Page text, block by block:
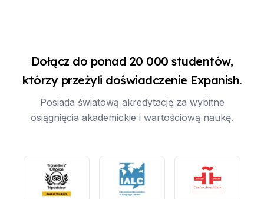
Dołącz do ponad 20 000 studentów,
którzy przeżyli doświadczenie Expanish.
Posiada światową akredytację za wybitne
osiągnięcia akademickie i wartościową naukę.